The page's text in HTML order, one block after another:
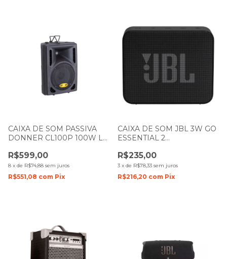
CAIXA DE SOM PASSIVA
DONNER CL100P 100W LL
R$599,00
8 x de R$74,88 sem juros
R$551,08 com Pix
CAIXA DE SOM JBL 3W GO
ESSENTIAL 2
R$235,00
3 x de R$78,33 sem juros
R$216,20 com Pix